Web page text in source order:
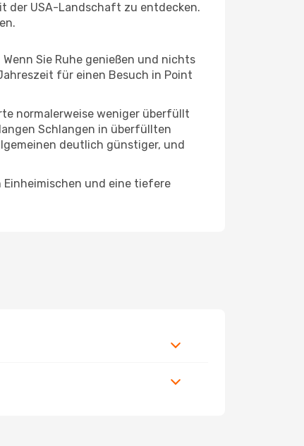
der USA-Landschaft zu entdecken.
Sie Ruhe genießen und nichts
für einen Besuch in Point
normalerweise weniger überfüllt
Schlangen in überfüllten
deutlich günstiger, und
Einheimischen und eine tiefere